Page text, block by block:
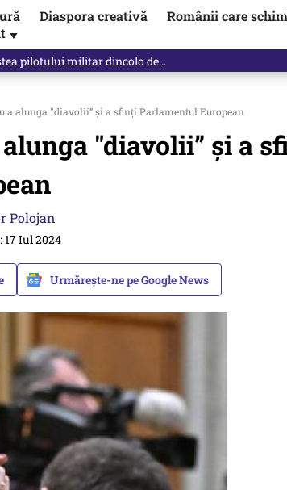
Diaspora creativă
Românii care
▼
pilotului militar dincolo de…
a alunga "diavolii” și a sfinți Parlamentul European
"diavolii” și a
Polojan
Iul 2024
Urmărește-ne pe Google News